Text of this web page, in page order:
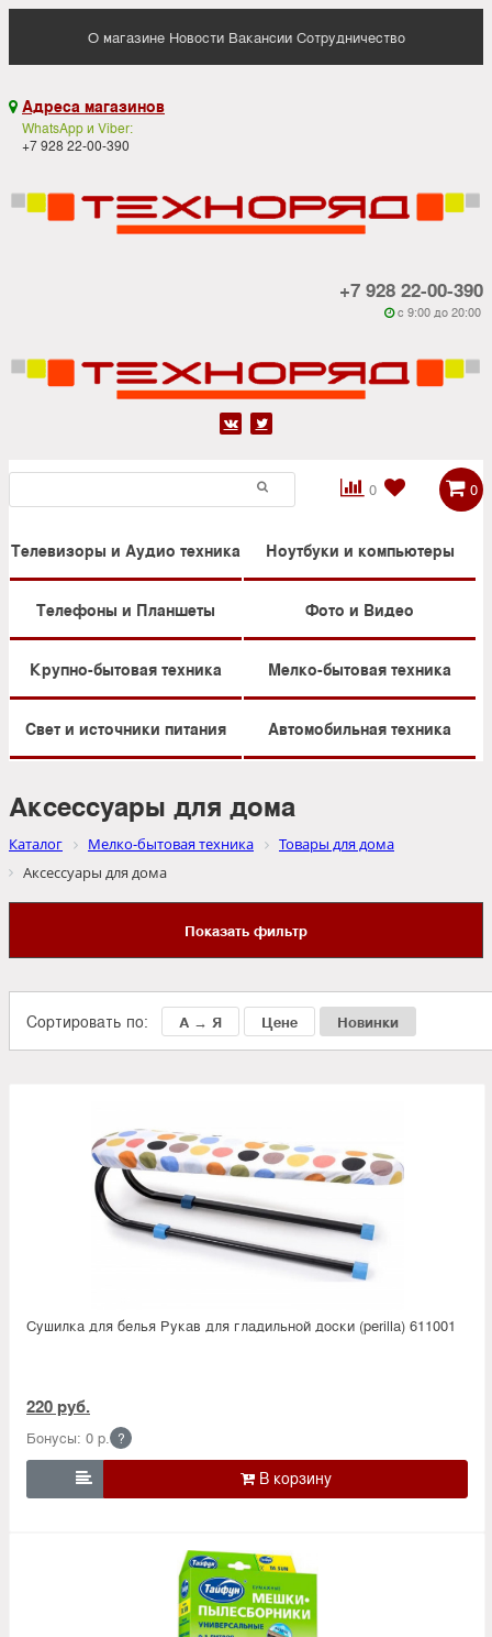
О магазине Новости Вакансии Сотрудничество
 Адреса магазинов
WhatsApp и Viber:
+7 928 22-00-390
+7 928 22-00-390
 c 9:00 до 20:00
 
0

 0
Телевизоры и Аудио техника Ноутбуки и компьютеры
Телефоны и Планшеты Фото и Видео
Крупно-бытовая техника Мелко-бытовая техника
Свет и источники питания Автомобильная техника
Аксессуары для дома
Каталог Мелко-бытовая техника
Товары для дома
Аксессуары для дома
Показать фильтр
Сортировать по: А → Я Цене Новинки
Сушилка для белья Рукав для гладильной доски (perilla) 611001
220 руб.
Бонусы: 0 р. ?
